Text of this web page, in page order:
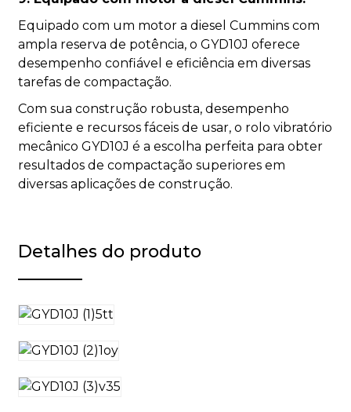
Equipado com um motor a diesel Cummins com
ampla reserva de potência, o GYD10J oferece
desempenho confiável e eficiência em diversas
tarefas de compactação.
Com sua construção robusta, desempenho
eficiente e recursos fáceis de usar, o rolo vibratório
mecânico GYD10J é a escolha perfeita para obter
resultados de compactação superiores em
diversas aplicações de construção.
Detalhes do produto